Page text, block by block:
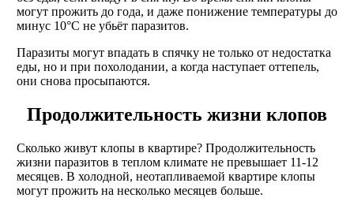
могут прожить до года, и даже понижение температуры до
минус 10°C не убьёт паразитов.
Паразиты могут впадать в спячку не только от недостатка
еды, но и при похолодании, а когда наступает оттепель,
они снова просыпаются.
Продолжительность жизни клопов
Сколько живут клопы в квартире? Продолжительность
жизни паразитов в теплом климате не превышает 11-12
месяцев. В холодной, неотапливаемой квартире клопы
могут прожить на несколько месяцев больше.